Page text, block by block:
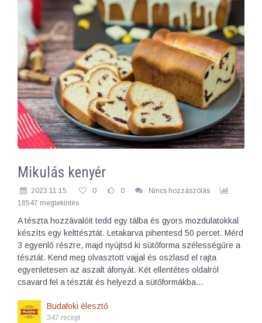
Mikulás kenyér
2023.11.15. 0 0
Nincs hozzászólás
18547 megtekintés
A tészta hozzávalóit tedd egy tálba és gyors mozdulatokkal
készíts egy kelttésztát. Letakarva pihentesd 50 percet. Mérd
3 egyenlő részre, majd nyújtsd ki sütőforma szélességűre a
tésztát. Kend meg olvasztott vajjal és oszlasd el rajta
egyenletesen az aszalt áfonyát. Két ellentétes oldalról
csavard fel a tésztát és helyezd a sütőformákba…
Budafoki élesztő
347 recept